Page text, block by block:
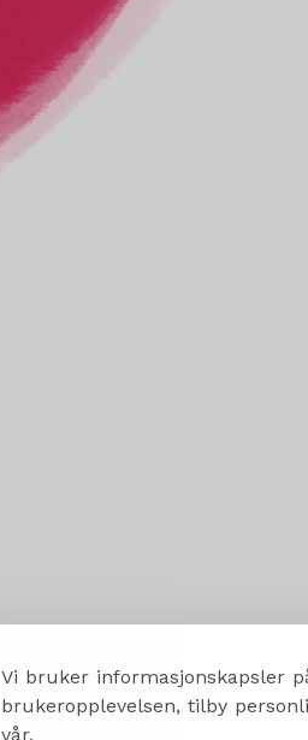
Vi bruker informasjonskapsler
brukeropplevelsen, tilby
vår.